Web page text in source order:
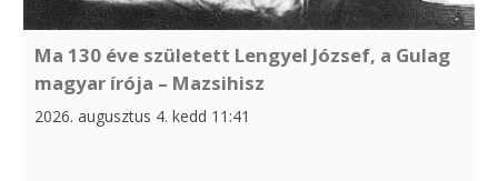
Ma 130 éve született Lengyel József, a Gulag
magyar írója – Mazsihisz
2026. augusztus 4. kedd 11:41